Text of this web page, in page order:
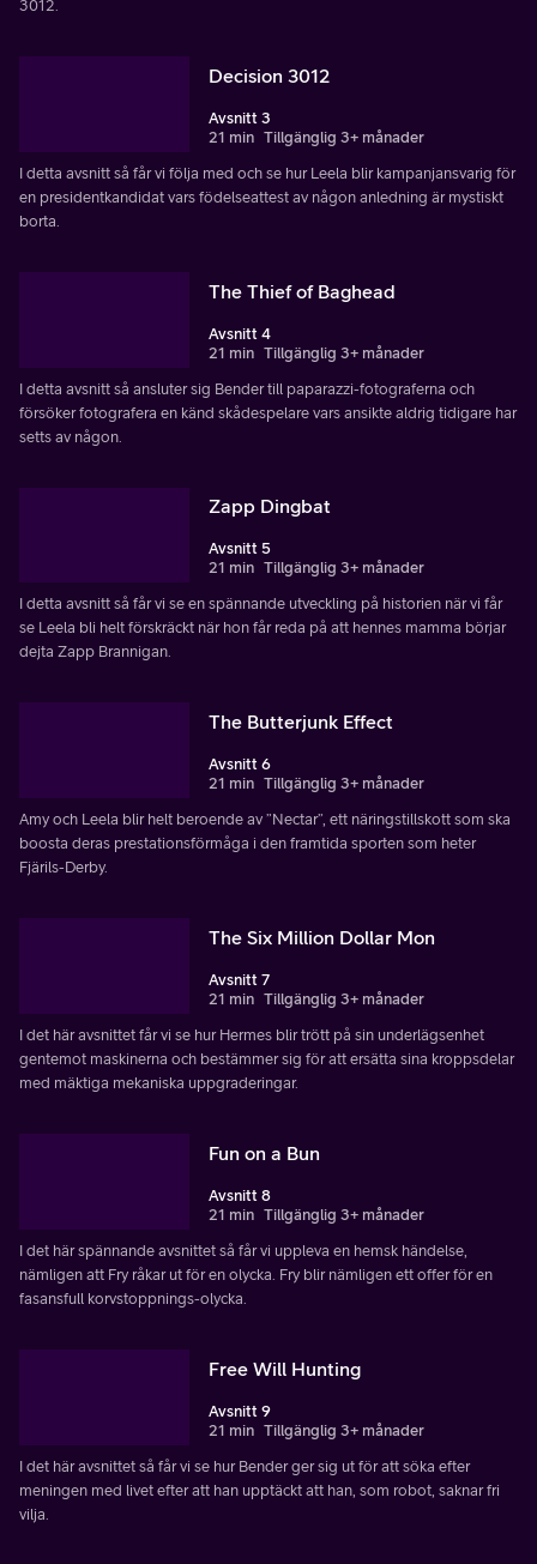
3012.
Decision 3012
Avsnitt 3
21 min Tillgänglig 3+ månader
I detta avsnitt så får vi följa med och se hur Leela blir kampanjansvarig för
en presidentkandidat vars födelseattest av någon anledning är mystiskt
borta.
The Thief of Baghead
Avsnitt 4
21 min Tillgänglig 3+ månader
I detta avsnitt så ansluter sig Bender till paparazzi-fotograferna och
försöker fotografera en känd skådespelare vars ansikte aldrig tidigare har
setts av någon.
Zapp Dingbat
Avsnitt 5
21 min Tillgänglig 3+ månader
I detta avsnitt så får vi se en spännande utveckling på historien när vi får
se Leela bli helt förskräckt när hon får reda på att hennes mamma börjar
dejta Zapp Brannigan.
The Butterjunk Effect
Avsnitt 6
21 min Tillgänglig 3+ månader
Amy och Leela blir helt beroende av ”Nectar”, ett näringstillskott som ska
boosta deras prestationsförmåga i den framtida sporten som heter
Fjärils-Derby.
The Six Million Dollar Mon
Avsnitt 7
21 min Tillgänglig 3+ månader
I det här avsnittet får vi se hur Hermes blir trött på sin underlägsenhet
gentemot maskinerna och bestämmer sig för att ersätta sina kroppsdelar
med mäktiga mekaniska uppgraderingar.
Fun on a Bun
Avsnitt 8
21 min Tillgänglig 3+ månader
I det här spännande avsnittet så får vi uppleva en hemsk händelse,
nämligen att Fry råkar ut för en olycka. Fry blir nämligen ett offer för en
fasansfull korvstoppnings-olycka.
Free Will Hunting
Avsnitt 9
21 min Tillgänglig 3+ månader
I det här avsnittet så får vi se hur Bender ger sig ut för att söka efter
meningen med livet efter att han upptäckt att han, som robot, saknar fri
vilja.